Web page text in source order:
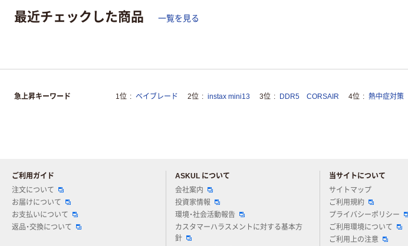
最近チェックした商品 一覧を見る
急上昇キーワード 1位 ベイブレード 2位 instax mini13 3位 DDR5 CORSAIR 4位 熱中症対策
ご利用ガイド
注文について
お届けについて
お支払いについて
返品・交換について
ASKUL について
会社案内
投資家情報
環境・社会活動報告
カスタマーハラスメントに対する基本方
針
当サイトについて
サイトマップ
ご利用規約
プライバシーポリシー
ご利用環境について
ご利用上の注意